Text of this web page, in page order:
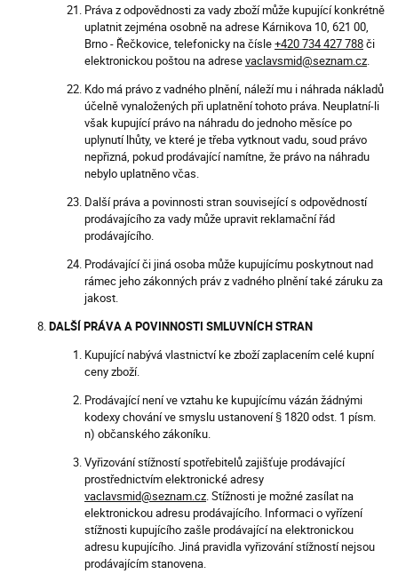
Práva z odpovědnosti za vady zboží může kupující konkrétně
uplatnit zejména osobně na adrese Kárnikova 10, 621 00,
Brno - Řečkovice, telefonicky na čísle+420 734 427 788či
elektronickou poštou na adresevaclavsmid@seznam.cz
Kdo má právo z vadného plnění, náleží mu i náhrada nákladů
účelně vynaložených při uplatnění tohoto práva. Neuplatní-li
však kupující právo na náhradu do jednoho měsíce po
uplynutí lhůty, ve které je třeba vytknout vadu, soud právo
nepřizná, pokud prodávající namítne, že právo na náhradu
nebylo uplatněno včas.
Další práva a povinnosti stran související s odpovědností
prodávajícího za vady může upravit reklamační řád
prodávajícího.
Prodávající či jiná osoba může kupujícímu poskytnout nad
rámec jeho zákonných práv z vadného plnění také záruku za
jakost.
DALŠÍ PRÁVA A POVINNOSTI SMLUVNÍCH STRAN
Kupující nabývá vlastnictví ke zboží zaplacením celé kupní
ceny zboží.
Prodávající není ve vztahu ke kupujícímu vázán žádnými
kodexy chování ve smyslu ustanovení § 1820 odst. 1 písm.
n) občanského zákoníku.
Vyřizování stížností spotřebitelů zajišťuje prodávající
prostřednictvím elektronické adresy
vaclavsmid@seznam.cz . Stížnosti je možné zasílat na
elektronickou adresu prodávajícího. Informaci o vyřízení
stížnosti kupujícího zašle prodávající na elektronickou
adresu kupujícího. Jiná pravidla vyřizování stížností nejsou
prodávajícím stanovena.